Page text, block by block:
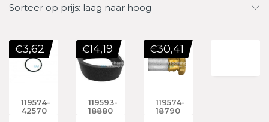
Sorteer op prijs: laag naar hoog
119574-
42570
€3,62
119593-
18880
€14,19
119574-
18790
€30,41